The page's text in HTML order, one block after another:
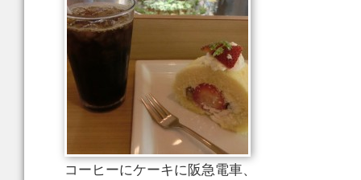
コーヒーにケーキに阪急電車、